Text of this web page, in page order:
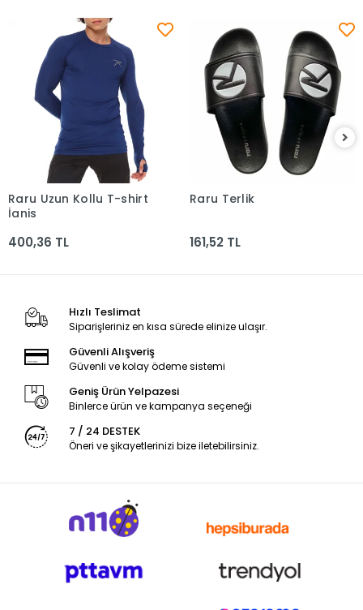
Sepete Ekle
Raru Uzun Kollu T-shirt
İgnis
400,36 TL
Sepete Ekle
Raru Terlik
161,52 TL
Hızlı Teslimat
Siparişleriniz en kısa sürede elinize ulaşır.
Güvenli Alışveriş
Güvenli ve kolay ödeme sistemi
Geniş Ürün Yelpazesi
Binlerce ürün ve kampanya seçeneği
7 / 24 DESTEK
Öneri ve şikayetlerinizi bize iletebilirsiniz.